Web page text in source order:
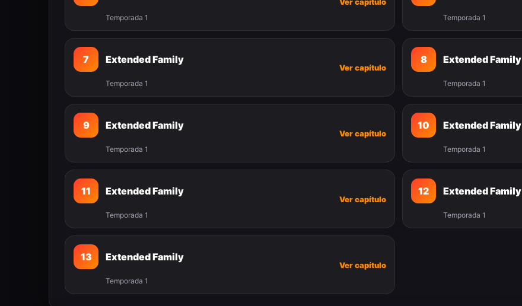
Temporada 1 Temporada 1
7 Extended Family
Temporada 1
Ver capítulo
8 Extended Family
Temporada 1
9 Extended Family
Temporada 1
Ver capítulo
10 Extended Family
Temporada 1
11 Extended Family
Temporada 1
Ver capítulo
12 Extended Family
Temporada 1
13 Extended Family
Temporada 1
Ver capítulo